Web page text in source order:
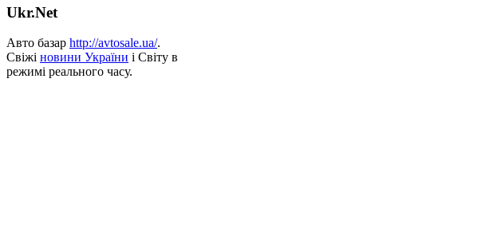
Ukr.Net
Авто базар http://avtosale.ua/.
Свіжі новини України і Світу в
режимі реального часу.